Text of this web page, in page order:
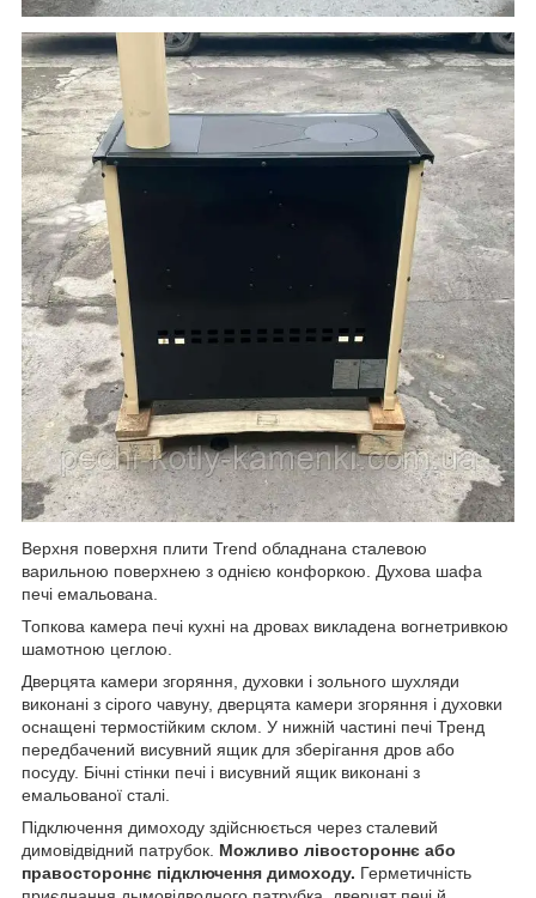
Верхня поверхня плити Trend обладнана сталевою
варильною поверхнею з однією конфоркою. Духова шафа
печі емальована.
Топкова камера печі кухні на дровах викладена вогнетривкою
шамотною цеглою.
Дверцята камери згоряння, духовки і зольного шухляди
виконані з сірого чавуну, дверцята камери згоряння і духовки
оснащені термостійким склом. У нижній частині печі Тренд
передбачений висувний ящик для зберігання дров або
посуду. Бічні стінки печі і висувний ящик виконані з
емальованої сталі.
Підключення димоходу здійснюється через сталевий
димовідвідний патрубок. Можливо лівостороннє або
правостороннє підключення димоходу. Герметичність